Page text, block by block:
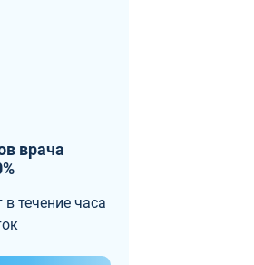
врача
течение часа